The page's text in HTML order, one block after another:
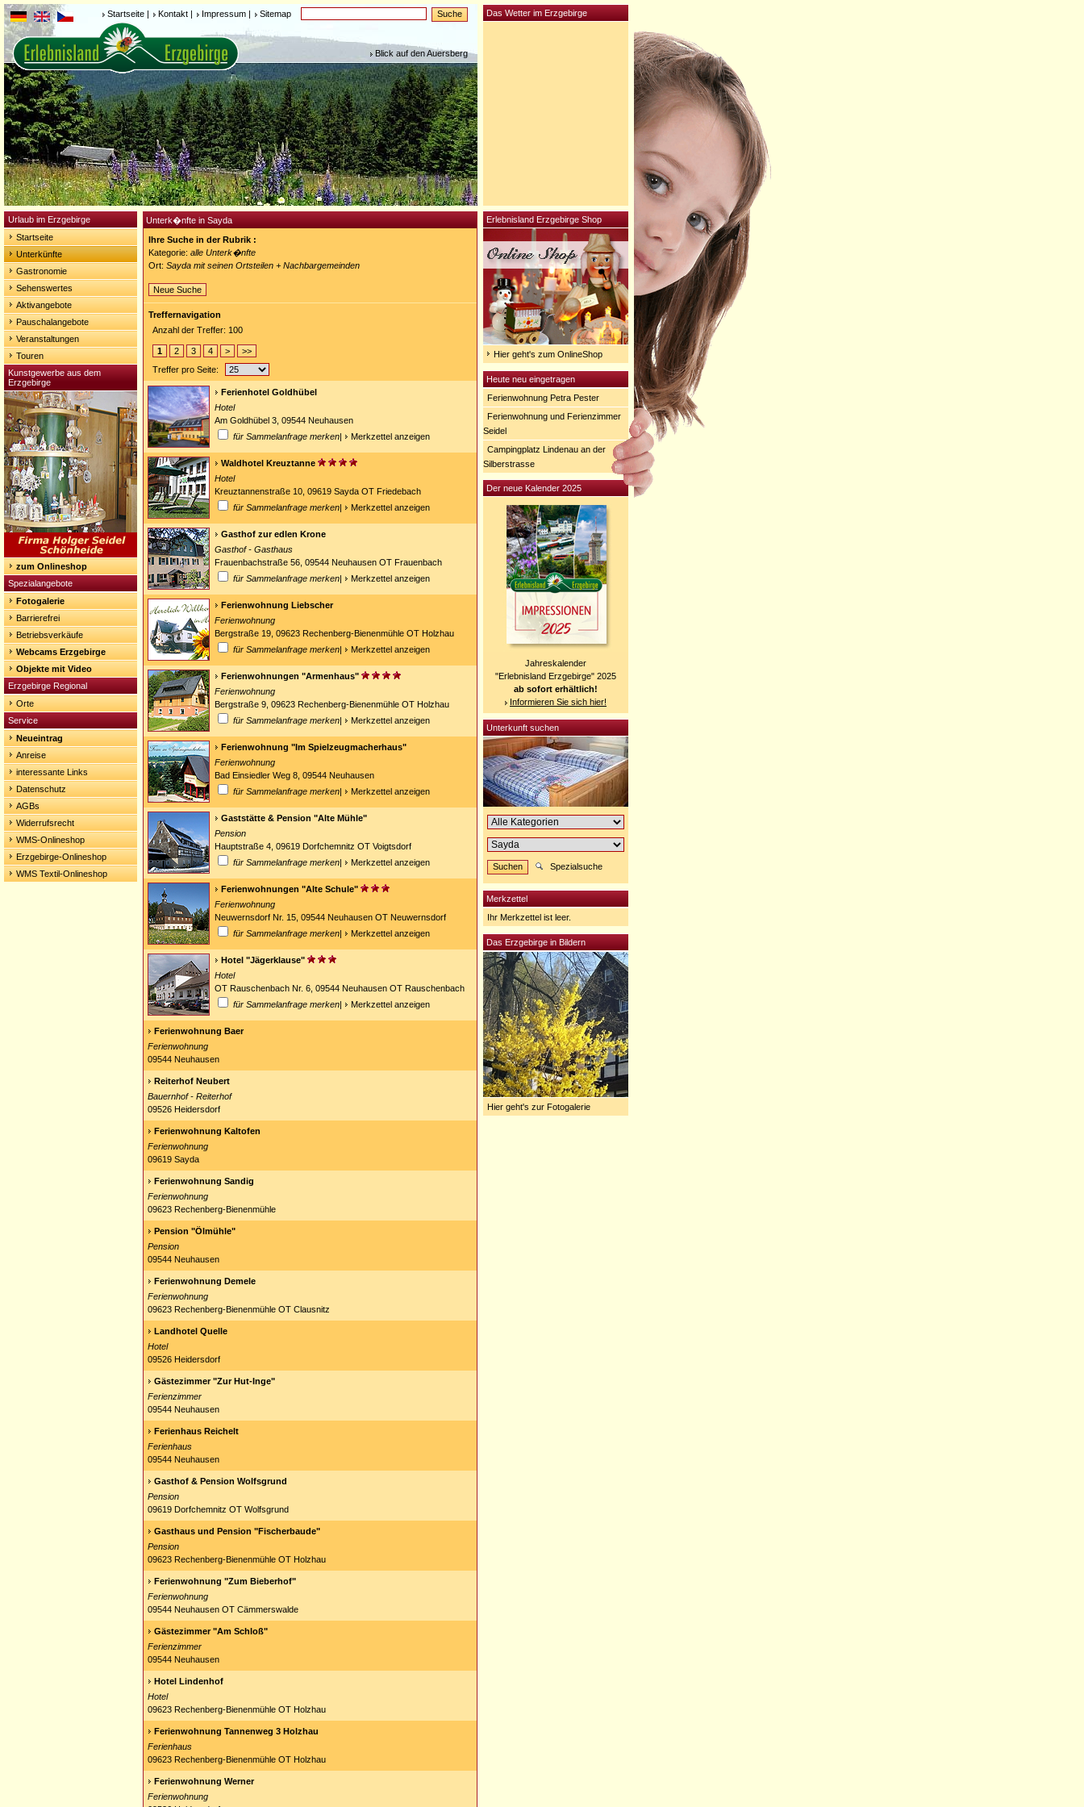
Startseite | Kontakt | Impressum | Sitemap
Blick auf den Auersberg
Urlaub im Erzgebirge
Startseite
Unterkünfte
Gastronomie
Sehenswertes
Aktivangebote
Pauschalangebote
Veranstaltungen
Touren
Kunstgewerbe aus dem
Erzgebirge
zum Onlineshop
Spezialangebote
Fotogalerie
Barrierefrei
Betriebsverkäufe
Webcams Erzgebirge
Objekte mit Video
Erzgebirge Regional
Orte
Service
Neueintrag
Anreise
interessante Links
Datenschutz
AGBs
Widerrufsrecht
WMS-Onlineshop
Erzgebirge-Onlineshop
WMS Textil-Onlineshop
Unterk�nfte in Sayda
Ihre Suche in der Rubrik :
Kategorie: alle Unterk�nfte
Ort: Sayda mit seinen Ortsteilen + Nachbargemeinden
Neue Suche
Treffernavigation
Anzahl der Treffer: 100
1 2 3 4 >
>>
Treffer pro Seite:
Ferienhotel Goldhübel
Hotel
Am Goldhübel 3, 09544 Neuhausen
für Sammelanfrage merken| Merkzettel anzeigen
Waldhotel Kreuztanne
Hotel
Kreuztannenstraße 10, 09619 Sayda OT Friedebach
für Sammelanfrage merken| Merkzettel anzeigen
Gasthof zur edlen Krone
Gasthof - Gasthaus
Frauenbachstraße 56, 09544 Neuhausen OT Frauenbach
für Sammelanfrage merken| Merkzettel anzeigen
Ferienwohnung Liebscher
Ferienwohnung
Bergstraße 19, 09623 Rechenberg-Bienenmühle OT Holzhau
für Sammelanfrage merken| Merkzettel anzeigen
Ferienwohnungen "Armenhaus"
Ferienwohnung
Bergstraße 9, 09623 Rechenberg-Bienenmühle OT Holzhau
für Sammelanfrage merken| Merkzettel anzeigen
Ferienwohnung "Im Spielzeugmacherhaus"
Ferienwohnung
Bad Einsiedler Weg 8, 09544 Neuhausen
für Sammelanfrage merken| Merkzettel anzeigen
Gaststätte & Pension "Alte Mühle"
Pension
Hauptstraße 4, 09619 Dorfchemnitz OT Voigtsdorf
für Sammelanfrage merken| Merkzettel anzeigen
Ferienwohnungen "Alte Schule"
Ferienwohnung
Neuwernsdorf Nr. 15, 09544 Neuhausen OT Neuwernsdorf
für Sammelanfrage merken| Merkzettel anzeigen
Hotel "Jägerklause"
Hotel
OT Rauschenbach Nr. 6, 09544 Neuhausen OT Rauschenbach
für Sammelanfrage merken| Merkzettel anzeigen
Ferienwohnung Baer
Ferienwohnung
09544 Neuhausen
Reiterhof Neubert
Bauernhof - Reiterhof
09526 Heidersdorf
Ferienwohnung Kaltofen
Ferienwohnung
09619 Sayda
Ferienwohnung Sandig
Ferienwohnung
09623 Rechenberg-Bienenmühle
Pension "Ölmühle"
Pension
09544 Neuhausen
Ferienwohnung Demele
Ferienwohnung
09623 Rechenberg-Bienenmühle OT Clausnitz
Landhotel Quelle
Hotel
09526 Heidersdorf
Gästezimmer "Zur Hut-Inge"
Ferienzimmer
09544 Neuhausen
Ferienhaus Reichelt
Ferienhaus
09544 Neuhausen
Gasthof & Pension Wolfsgrund
Pension
09619 Dorfchemnitz OT Wolfsgrund
Gasthaus und Pension "Fischerbaude"
Pension
09623 Rechenberg-Bienenmühle OT Holzhau
Ferienwohnung "Zum Bieberhof"
Ferienwohnung
09544 Neuhausen OT Cämmerswalde
Gästezimmer "Am Schloß"
Ferienzimmer
09544 Neuhausen
Hotel Lindenhof
Hotel
09623 Rechenberg-Bienenmühle OT Holzhau
Ferienwohnung Tannenweg 3 Holzhau
Ferienhaus
09623 Rechenberg-Bienenmühle OT Holzhau
Ferienwohnung Werner
Ferienwohnung
Erlebnisland Erzgebirge Shop
Hier geht's zum OnlineShop
Heute neu eingetragen
Ferienwohnung Petra Pester
Ferienwohnung und Ferienzimmer
Seidel
Campingplatz Lindenau an der
Silberstrasse
Der neue Kalender 2025
Jahreskalender
"Erlebnisland Erzgebirge" 2025
ab sofort erhältlich!
Informieren Sie sich hier!
Unterkunft suchen
Spezialsuche
Merkzettel
Ihr Merkzettel ist leer.
Das Erzgebirge in Bildern
Hier geht's zur Fotogalerie
Das Wetter im Erzgebirge